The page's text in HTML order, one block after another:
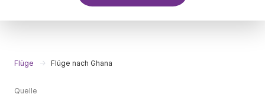
Flüge Flüge nach Ghana
Quelle